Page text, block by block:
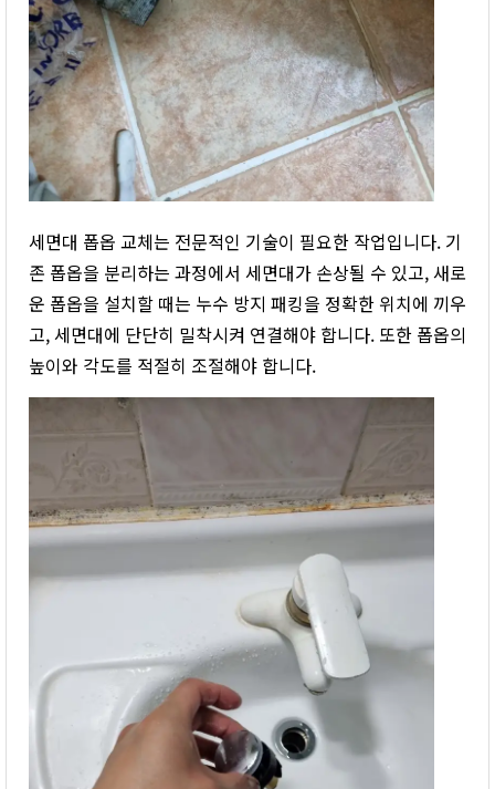
세면대 폽옵 교체는 전문적인 기술이 필요한 작업입니다. 기
존 폽옵을 분리하는 과정에서 세면대가 손상될 수 있고, 새로
운 폽옵을 설치할 때는 누수 방지 패킹을 정확한 위치에 끼우
고, 세면대에 단단히 밀착시켜 연결해야 합니다. 또한 폽옵의
높이와 각도를 적절히 조절해야 합니다.